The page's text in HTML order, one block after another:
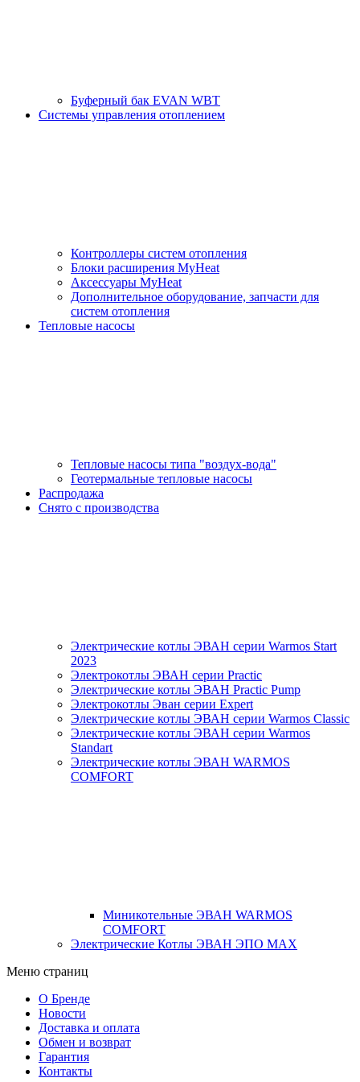
Буферный бак EVAN WBT
Системы управления отоплением
Контроллеры систем отопления
Блоки расширения MyHeat
Аксессуары MyHeat
Дополнительное оборудование, запчасти для
систем отопления
Тепловые насосы
Тепловые насосы типа "воздух-вода"
Геотермальные тепловые насосы
Распродажа
Снято с производства
Электрические котлы ЭВАН серии Warmos Start
2023
Электрокотлы ЭВАН серии Practic
Электрические котлы ЭВАН Practic Pump
Электрокотлы Эван серии Expert
Электрические котлы ЭВАН серии Warmos Classic
Электрические котлы ЭВАН серии Warmos
Standart
Электрические котлы ЭВАН WARMOS
COMFORT
Миникотельные ЭВАН WARMOS
COMFORT
Электрические Котлы ЭВАН ЭПО MAX
Меню страниц
О Бренде
Новости
Доставка и оплата
Обмен и возврат
Гарантия
Контакты